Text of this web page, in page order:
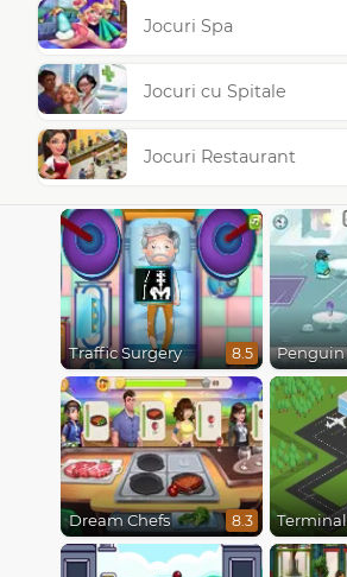
Jocuri Spa
Jocuri cu Spitale
Jocuri Restaurant
Traffic Surgery 8.5 Penguin
Dream Chefs 8.3